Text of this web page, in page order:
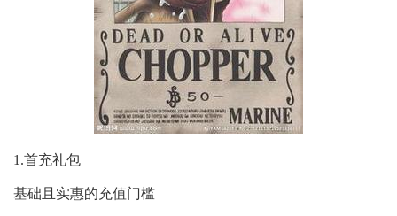
1.首充礼包
基础且实惠的充值门槛